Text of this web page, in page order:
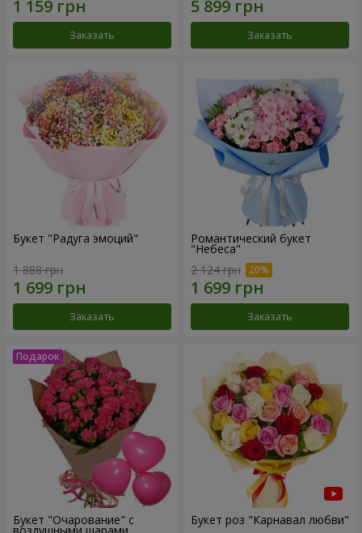
Заказать Заказать
Букет "Радуга эмоций"
1 888 грн
Заказать
Романтический букет
"Небеса"
2 124 грн
Заказать
Букет "Очарование" с
воздушными шарами
Букет роз "Карнавал любви"